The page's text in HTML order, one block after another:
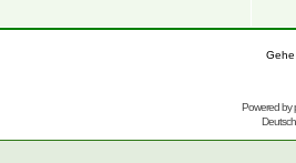
Powered by